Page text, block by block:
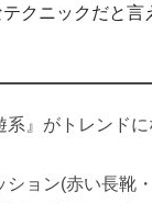
クニックだと言
系』がトレンド
ション(赤い長靴